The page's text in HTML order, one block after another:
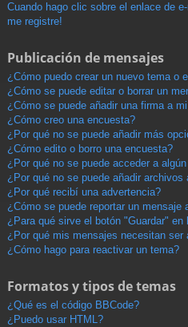
Cuando hago clic sobre el enlace de
me registre!
Publicación de mensajes
¿Cómo puedo crear un nuevo tema o
¿Cómo se puede editar o borrar un
¿Cómo se puede añadir una firma a
¿Cómo creo una encuesta?
¿Por qué no se puede añadir más
¿Cómo edito o borro una encuesta?
¿Por qué no se puede acceder a
¿Por qué no se puede añadir archivos
¿Por qué recibí una advertencia?
¿Cómo se puede reportar un mensaje
¿Para qué sirve el botón "Guardar"
¿Por qué mis mensajes necesitan ser
¿Cómo hago para reactivar un tema?
Formatos y tipos de temas
¿Qué es el código BBCode?
¿Puedo usar HTML?